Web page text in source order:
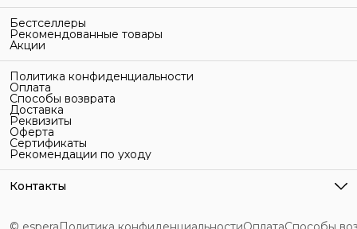
Бестселлеры
Рекомендованные товары
Акции
Политика конфиденциальности
Оплата
Способы возврата
Доставка
Реквизиты
Оферта
Сертификаты
Рекомендации по уходу
Контакты